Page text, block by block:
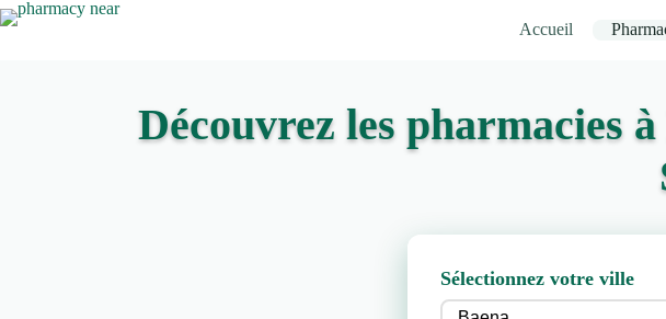
Accueil
Découvrez les pharmacies
Sélectionnez votre ville